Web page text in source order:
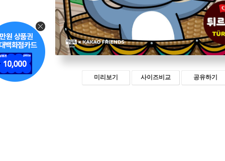
미리보기 사이즈비교 공유하기